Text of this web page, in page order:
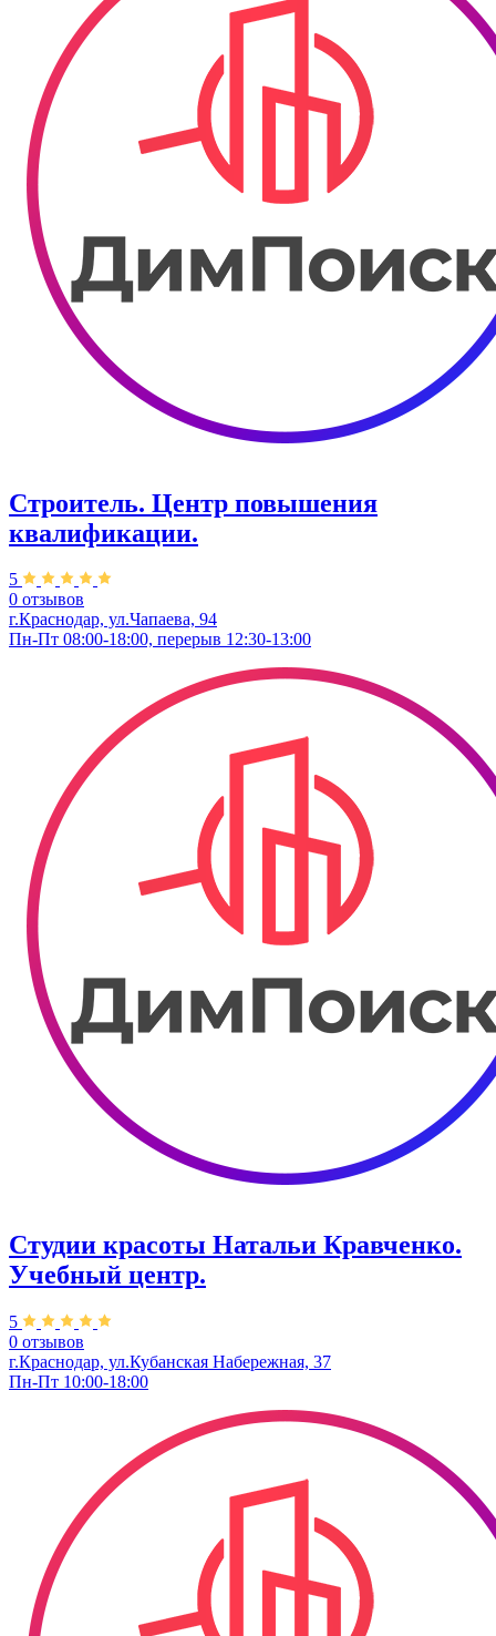
Строитель. Центр повышения
квалификации.
5
0 отзывов
г.Краснодар, ул.Чапаева, 94
Пн-Пт 08:00-18:00, перерыв 12:30-13:00
Студии красоты Натальи Кравченко.
Учебный центр.
5
0 отзывов
г.Краснодар, ул.Кубанская Набережная, 37
Пн-Пт 10:00-18:00